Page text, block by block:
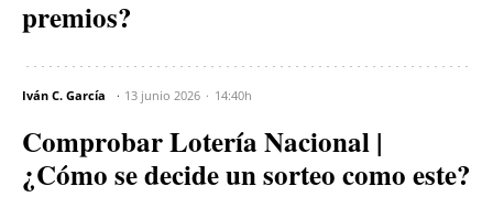
premios?
Iván C. García 13 junio 2026 14:40h
Comprobar Lotería Nacional |
¿Cómo se decide un sorteo como este?